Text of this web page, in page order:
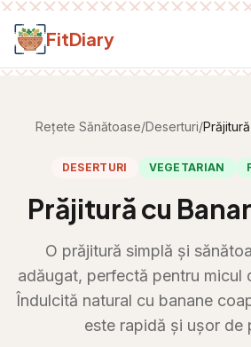
Salt la conținut
FitDiary
Rețete Sănătoase/Deserturi/
DESERTURI VEGETARIAN
Prăjitură cu
O prăjitură simplă și
adăugat, perfectă pentru micul
Îndulcită natural cu banane
este rapidă și ușor de